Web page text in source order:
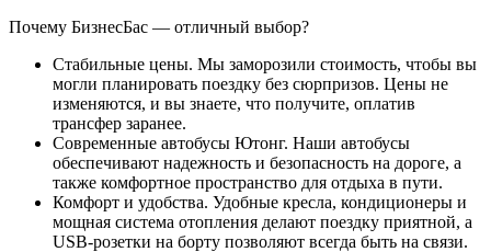
Почему БизнесБас — отличный выбор?
Стабильные цены. Мы заморозили стоимость, чтобы вы
могли планировать поездку без сюрпризов. Цены не
изменяются, и вы знаете, что получите, оплатив
трансфер заранее.
Современные автобусы Ютонг. Наши автобусы
обеспечивают надежность и безопасность на дороге, а
также комфортное пространство для отдыха в пути.
Комфорт и удобства. Удобные кресла, кондиционеры и
мощная система отопления делают поездку приятной, а
USB-розетки на борту позволяют всегда быть на связи.